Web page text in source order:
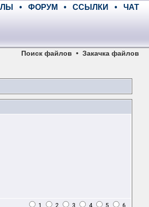
• ФОРУМ • ССЫЛКИ • ЧАТ
Поиск файлов • Закачка файлов
1 2 3 4 5 6